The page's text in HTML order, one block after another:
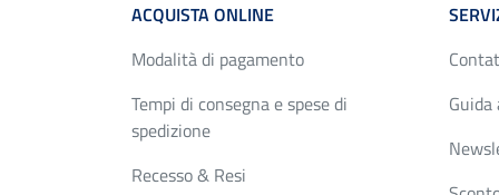
ACQUISTA ONLINE
Modalità di pagamento
Tempi di consegna e spese di
spedizione
Recesso & Resi